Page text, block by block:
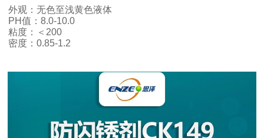
外观：无色至浅黄色液体
PH值：8.0-10.0
粘度：＜200
密度：0.85-1.2